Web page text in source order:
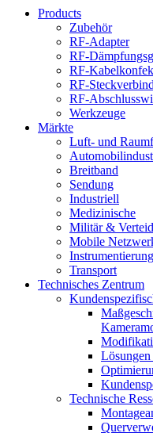
Products
Zubehör
RF-Adapter
RF-
RF-
RF-
RF-
Werkzeuge
Märkte
Luft- und
Breitband
Sendung
Industriell
Medizinische
Militär &
Mobile
Instrumentierung
Transport
Technisches Zentrum
Technische